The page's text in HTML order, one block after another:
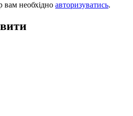
вам необхідно авторизуватись.